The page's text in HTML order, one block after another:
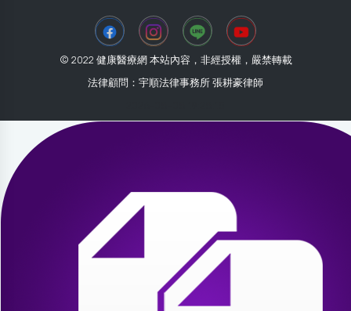
© 2022 健康醫療網 本站內容，非經授權，嚴禁轉載
法律顧問：宇順法律事務所 張耕豪律師